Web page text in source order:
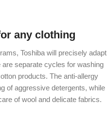
any clothing
Toshiba will precisely adapt
separate cycles for washing
products. The anti-allergy
of aggressive detergents, while
of wool and delicate fabrics.